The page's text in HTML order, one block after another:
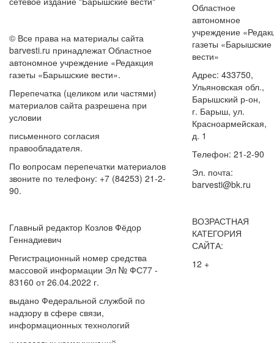
© Все права на материалы сайта
barvesti.ru принадлежат Областное
автономное учреждение «Редакция
газеты «Барышские вести».
Перепечатка (целиком или частями)
материалов сайта разрешена при
условии
письменного согласия
правообладателя.
По вопросам перепечатки материалов
звоните по телефону: +7 (84253) 21-2-
90.
Главный редактор Козлов Фёдор
Геннадиевич
Регистрационный номер средства
массовой информации Эл № ФС77 -
83160 от 26.04.2022 г.
выдано Федеральной службой по
надзору в сфере связи,
информационных технологий
Областное
автономное
учреждение
газеты «Барышские
вести»
Адрес: 433750,
Ульяновская обл.,
Барышский р-он,
г. Барыш, ул.
Красноармейская,
д. 1
Телефон: 21-2-90
Эл. почта:
barvesti@bk.ru
ВОЗРАСТНАЯ
КАТЕГОРИЯ
САЙТА:
12 +